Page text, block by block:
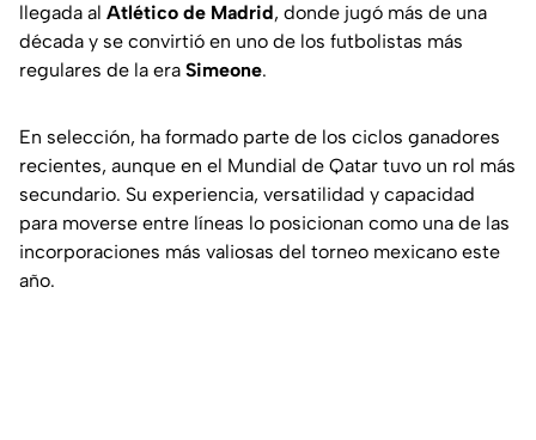
llegada al Atlético de Madrid, donde jugó más de una
década y se convirtió en uno de los futbolistas más
regulares de la era Simeone.
En selección, ha formado parte de los ciclos ganadores
recientes, aunque en el Mundial de Qatar tuvo un rol más
secundario. Su experiencia, versatilidad y capacidad
para moverse entre líneas lo posicionan como una de las
incorporaciones más valiosas del torneo mexicano este
año.